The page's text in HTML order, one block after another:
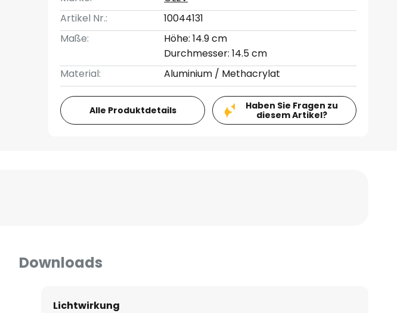
Artikel Nr.:
10044131
Maße:
Höhe: 14.9 cm
Durchmesser: 14.5 cm
Material:
Aluminium / Methacrylat
Alle Produktdetails
Haben Sie Fragen zu
diesem Artikel?
Downloads
Lichtwirkung